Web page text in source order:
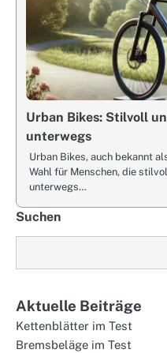
Urban Bikes: Stilvoll
unterwegs
Urban Bikes, auch bekannt
Wahl für Menschen, die
unterwegs…
Suchen
Aktuelle Beiträge
Kettenblätter im Test
Bremsbeläge im Test